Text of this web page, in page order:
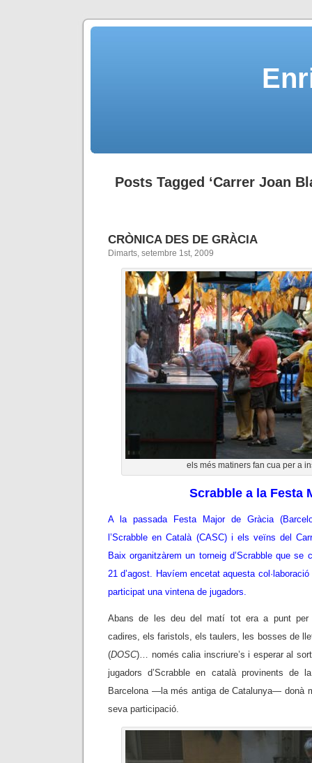
Posts Tagged ‘Carrer Joan
CRÒNICA DES DE GRÀCIA
Dimarts, setembre 1st, 2009
els més matiners fan cua per a
Scrabble a la Festa
A la passada Festa Major de Gràcia
l’Scrabble en Català (CASC) i els veïns del
Baix organitzàrem un torneig d’Scrabble que
21 d’agost. Havíem encetat aquesta
participat una vintena de jugadors.
Abans de les deu del matí tot era a punt per
cadires, els faristols, els taulers, les bosses de
(DOSC)… només calia inscriure’s i esperar al
jugadors d’Scrabble en català provinents de
Barcelona —la més antiga de Catalunya— donà
seva participació.